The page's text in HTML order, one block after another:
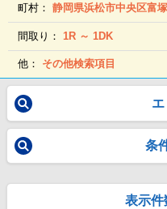
町村：静岡県浜松市中央区富
間取り： 1R ～ 1DK
他： その他検索項目
条
表示件